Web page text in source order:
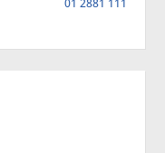
01 2881 111